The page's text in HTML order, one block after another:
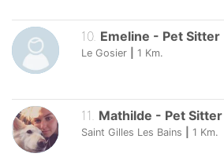
10. Emeline - Pet Sitter
Le Gosier 1 Km.
11 Mathilde - Pet Sitter
Saint Gilles Les Bains 1 Km.